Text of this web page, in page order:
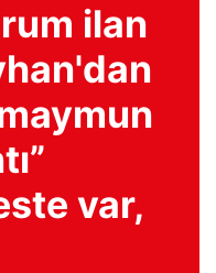
ilan
var,